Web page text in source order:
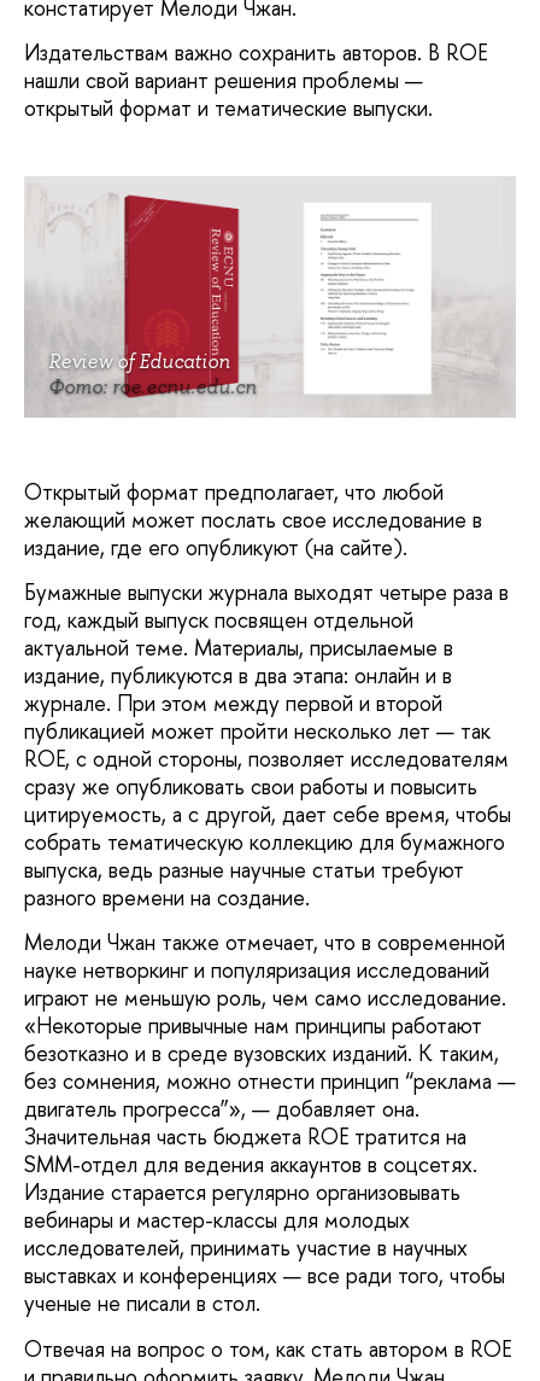
констатирует Мелоди Чжан.
Издательствам важно сохранить авторов. В ROE
нашли свой вариант решения проблемы —
открытый формат и тематические выпуски.
Review of Education
Фото: roe.ecnu.edu.cn
Открытый формат предполагает, что любой
желающий может послать свое исследование в
издание, где его опубликуют (на сайте).
Бумажные выпуски журнала выходят четыре раза в
год, каждый выпуск посвящен отдельной
актуальной теме. Материалы, присылаемые в
издание, публикуются в два этапа: онлайн и в
журнале. При этом между первой и второй
публикацией может пройти несколько лет — так
ROE, с одной стороны, позволяет исследователям
сразу же опубликовать свои работы и повысить
цитируемость, а с другой, дает себе время, чтобы
собрать тематическую коллекцию для бумажного
выпуска, ведь разные научные статьи требуют
разного времени на создание.
Мелоди Чжан также отмечает, что в современной
науке нетворкинг и популяризация исследований
играют не меньшую роль, чем само исследование.
«Некоторые привычные нам принципы работают
безотказно и в среде вузовских изданий. К таким,
без сомнения, можно отнести принцип “реклама —
двигатель прогресса”», — добавляет она.
Значительная часть бюджета ROE тратится на
SММ-отдел для ведения аккаунтов в соцсетях.
Издание старается регулярно организовывать
вебинары и мастер-классы для молодых
исследователей, принимать участие в научных
выставках и конференциях — все ради того, чтобы
ученые не писали в стол.
Отвечая на вопрос о том, как стать автором в ROE